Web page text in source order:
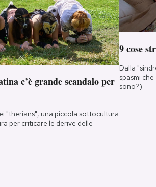
c’è grande scandalo per
"therians", una piccola sottocultura
per criticare le derive delle
9 cose
Dalla
spasmi
sono?)